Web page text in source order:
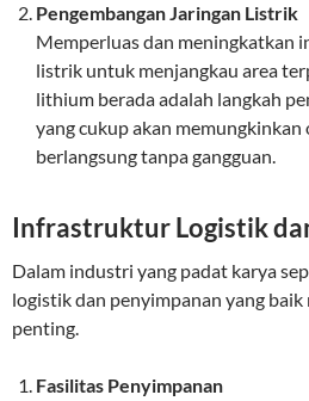
Pengembangan Jaringan Listrik
Memperluas dan meningkatkan
listrik untuk menjangkau area
lithium berada adalah langkah
yang cukup akan memungkinkan
berlangsung tanpa gangguan.
Infrastruktur Logistik
Dalam industri yang padat karya
logistik dan penyimpanan yang baik
penting.
Fasilitas Penyimpanan